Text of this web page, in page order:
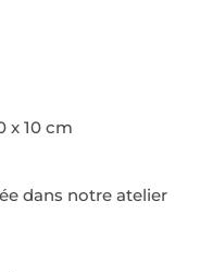
x 10 cm
dans notre atelier